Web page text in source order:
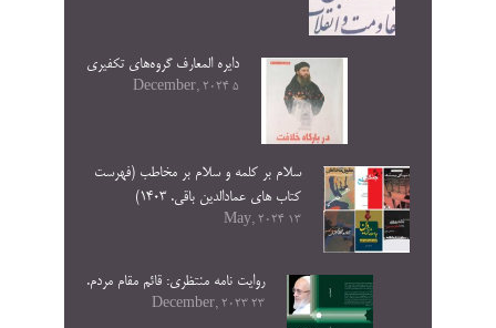
دایره المعارف گروه‌های تکفیری
5 December, 2024
سلام بر کلمه و سلام بر مخاطب (فهرست
کتاب های عمادالدین باقی. ۱۴۰۳)
13 May, 2024
روایت نامه منتظری: قائم مقام مردم.
23 December, 2023